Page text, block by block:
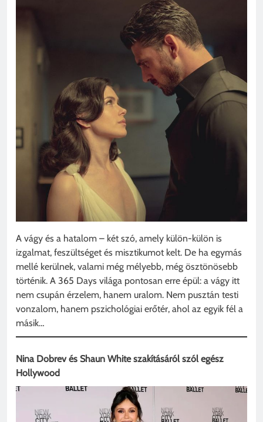
A vágy és a hatalom – két szó, amely külön-külön is
izgalmat, feszültséget és misztikumot kelt. De ha egymás
mellé kerülnek, valami még mélyebb, még ösztönösebb
történik. A 365 Days világa pontosan erre épül: a vágy itt
nem csupán érzelem, hanem uralom. Nem pusztán testi
vonzalom, hanem pszichológiai erőtér, ahol az egyik fél a
másik…
Nina Dobrev és Shaun White szakításáról szól egész
Hollywood